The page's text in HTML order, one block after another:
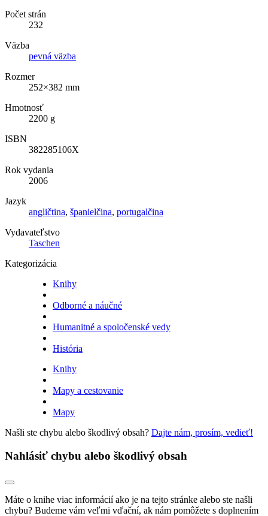
Počet strán
232
Väzba
pevná väzba
Rozmer
252×382 mm
Hmotnosť
2200 g
ISBN
382285106X
Rok vydania
2006
Jazyk
angličtina, španielčina, portugalčina
Vydavateľstvo
Taschen
Kategorizácia
Knihy
Odborné a náučné
Humanitné a spoločenské vedy
História
Knihy
Mapy a cestovanie
Mapy
Našli ste chybu alebo škodlivý obsah? Dajte nám, prosím, vedieť!
Nahlásiť chybu alebo škodlivý obsah
Máte o knihe viac informácií ako je na tejto stránke alebo ste našli
chybu? Budeme vám veľmi vďační, ak nám pomôžete s doplnením